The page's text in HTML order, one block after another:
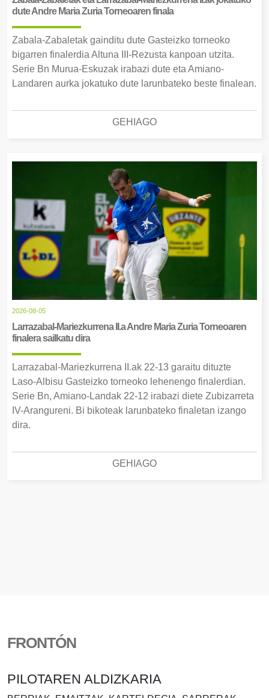
dute Andre Maria Zuria Torneoaren finala
Zabala-Zabaletak gainditu dute Gasteizko torneoko
bigarren finalerdia Altuna III-Rezusta kanpoan utzita.
Serie Bn Murua-Eskuzak irabazi dute eta Amiano-
Landaren aurka jokatuko dute larunbateko beste finalean.
GEHIAGO
2026-08-05
Larrazabal-Mariezkurrena II.a Andre Maria Zuria Torneoaren
finalera sailkatu dira
Larrazabal-Mariezkurrena II.ak 22-13 garaitu dituzte
Laso-Albisu Gasteizko torneoko lehenengo finalerdian.
Serie Bn, Amiano-Landak 22-12 irabazi diete Zubizarreta
IV-Arangureni. Bi bikoteak larunbateko finaletan izango
dira.
GEHIAGO
FRONTÓN
PILOTAREN ALDIZKARIA